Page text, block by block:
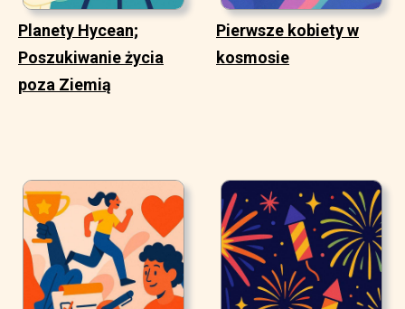
Planety Hycean;
Poszukiwanie życia
poza Ziemią
Pierwsze kobiety w
kosmosie